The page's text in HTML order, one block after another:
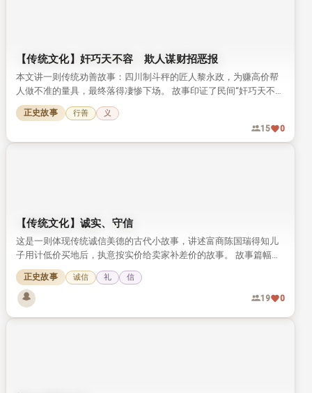
【传统文化】奸巧天不容 欺人谋财招恶报
本文讲一则传统劝善故事：四川制斗秤的匠人黎永政，为赚高价帮
人做不准的量具，最终落得凄惨下场。 故事印证了民间“奸巧天不
容”的善恶观，劝人不可为了钱财违背道义。
正史故事 行善 义
15 0
【传统文化】诚实、守信
这是一则体现传统诚信美德的古代小故事，讲述富商陈国瑞得知儿
子用计低价买地后，执意按实价给卖家补差价的故事。 故事篇幅短
小，却将传统文化中诚实守信的可贵品质展现得十分鲜活。
正史故事 诚信 礼 信
19 0